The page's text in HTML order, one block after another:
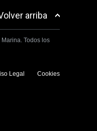
arriba
Todos los
Legal Cookies